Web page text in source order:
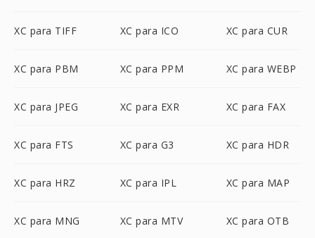
XC para TIFF XC para ICO XC para CUR
XC para PBM XC para PPM XC para WEBP
XC para JPEG XC para EXR XC para FAX
XC para FTS XC para G3 XC para HDR
XC para HRZ XC para IPL XC para MAP
XC para MNG XC para MTV XC para OTB